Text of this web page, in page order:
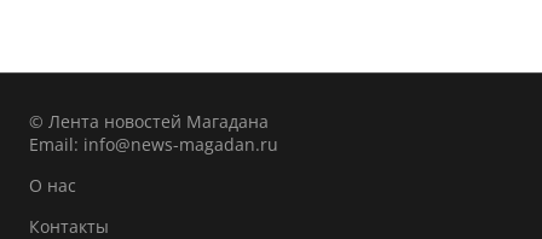
© Лента новостей Магадана
Email: info@news-magadan.ru
О нас
Контакты